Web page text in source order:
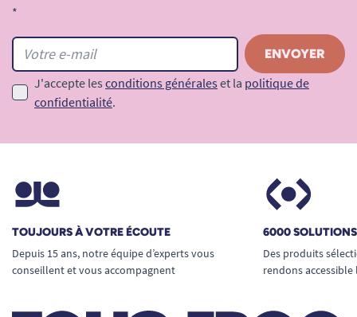
*
J'accepte les conditions générales et la politique de
confidentialité.
TOUJOURS À VOTRE ÉCOUTE
Depuis 15 ans, notre équipe d’experts vous
conseillent et vous accompagnent
6000
Des produits
rendons